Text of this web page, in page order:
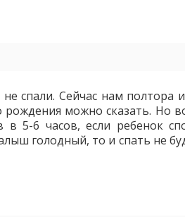
спали. Сейчас нам полтора
можно сказать. Но
5-6 часов, если ребенок
голодный, то и спать не